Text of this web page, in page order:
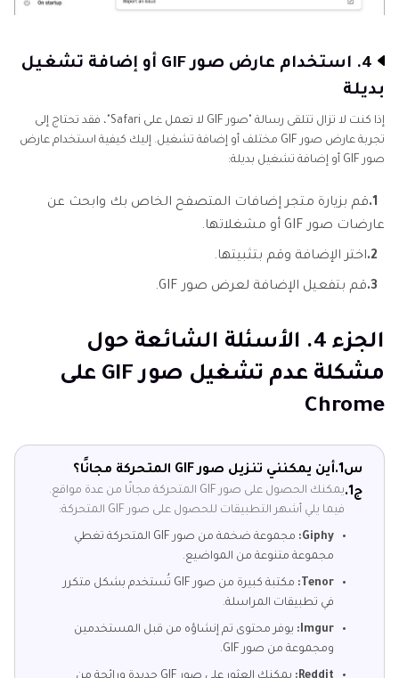
4. استخدام عارض صور GIF أو إضافة تشغيل
بديلة
إذا كنت لا تزال تتلقى رسالة "صور GIF لا تعمل على Safari"، فقد تحتاج إلى
تجربة عارض صور GIF مختلف أو إضافة تشغيل. إليك كيفية استخدام عارض
صور GIF أو إضافة تشغيل بديلة:
1. قم بزيارة متجر إضافات المتصفح الخاص بك وابحث عن
عارضات صور GIF أو مشغلاتها.
2. اختر الإضافة وقم بتثبيتها.
3. قم بتفعيل الإضافة لعرض صور GIF.
الجزء 4. الأسئلة الشائعة حول
مشكلة عدم تشغيل صور GIF على
Chrome
س1.
أين يمكنني تنزيل صور GIF المتحركة مجانًا؟
ج1.
يمكنك الحصول على صور GIF المتحركة مجانًا من عدة مواقع.
فيما يلي أشهر التطبيقات للحصول على صور GIF المتحركة:
Giphy:
مجموعة ضخمة من صور GIF المتحركة تغطي
مجموعة متنوعة من المواضيع.
Tenor:
مكتبة كبيرة من صور GIF تُستخدم بشكل متكرر
في تطبيقات المراسلة.
Imgur:
يوفر محتوى تم إنشاؤه من قبل المستخدمين
ومجموعة من صور GIF.